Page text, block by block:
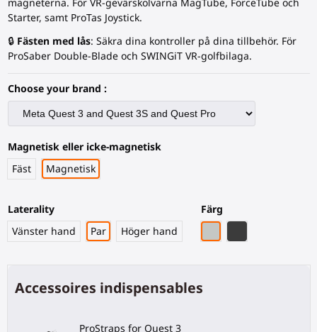
magneterna. För VR-gevärskolvarna MagTube, ForceTube och
Starter, samt ProTas Joystick.
🔒 Fästen med lås: Säkra dina kontroller på dina tillbehör. För
ProSaber Double-Blade och SWINGiT VR-golfbilaga.
Choose your brand :
Magnetisk eller icke-magnetisk
Fäst
Magnetisk
Laterality
Vänster hand
Par Höger hand
Färg
Accessoires indispensables
ProStraps for Quest 3